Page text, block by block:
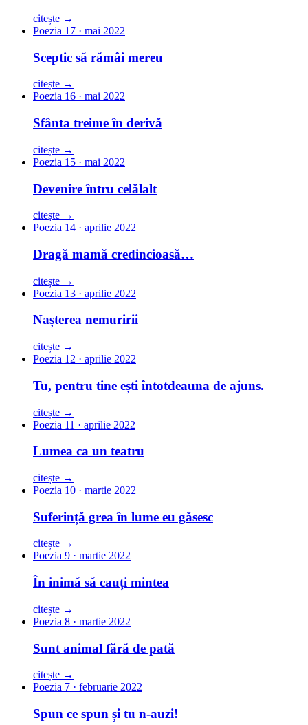
citește →
Poezia 17 · mai 2022
Sceptic să rămâi mereu
citește →
Poezia 16 · mai 2022
Sfânta treime în derivă
citește →
Poezia 15 · mai 2022
Devenire întru celălalt
citește →
Poezia 14 · aprilie 2022
Dragă mamă credincioasă…
citește →
Poezia 13 · aprilie 2022
Nașterea nemuririi
citește →
Poezia 12 · aprilie 2022
Tu, pentru tine ești întotdeauna de ajuns.
citește →
Poezia 11 · aprilie 2022
Lumea ca un teatru
citește →
Poezia 10 · martie 2022
Suferință grea în lume eu găsesc
citește →
Poezia 9 · martie 2022
În inimă să cauți mintea
citește →
Poezia 8 · martie 2022
Sunt animal fără de pată
citește →
Poezia 7 · februarie 2022
Spun ce spun și tu n-auzi!